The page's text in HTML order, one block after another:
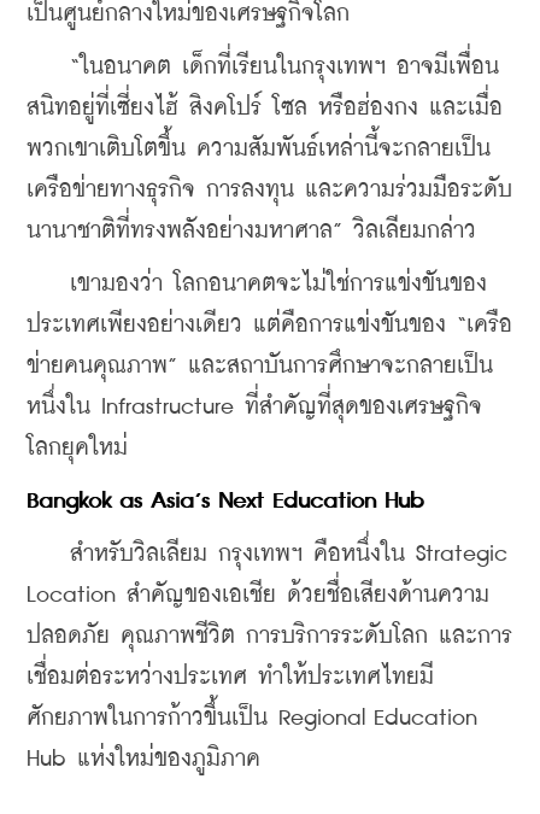
เป็นศูนย์กลางใหม่ของเศรษฐกิจโลก
“ในอนาคต เด็กที่เรียนในกรุงเทพฯ อาจมีเพื่อน
สนิทอยู่ที่เซี่ยงไฮ้ สิงคโปร์ โซล หรือฮ่องกง และเมื่อ
พวกเขาเติบโตขึ้น ความสัมพันธ์เหล่านี้จะกลายเป็น
เครือข่ายทางธุรกิจ การลงทุน และความร่วมมือระดับ
นานาชาติที่ทรงพลังอย่างมหาศาล” วิลเลียมกล่าว
เขามองว่า โลกอนาคตจะไม่ใช่การแข่งขันของ
ประเทศเพียงอย่างเดียว แต่คือการแข่งขันของ “เครือ
ข่ายคนคุณภาพ” และสถาบันการศึกษาจะกลายเป็น
หนึ่งใน Infrastructure ที่สำคัญที่สุดของเศรษฐกิจ
โลกยุคใหม่
Bangkok as Asia’s Next Education Hub
สำหรับวิลเลียม กรุงเทพฯ คือหนึ่งใน Strategic
Location สำคัญของเอเชีย ด้วยชื่อเสียงด้านความ
ปลอดภัย คุณภาพชีวิต การบริการระดับโลก และการ
เชื่อมต่อระหว่างประเทศ ทำให้ประเทศไทยมี
ศักยภาพในการก้าวขึ้นเป็น Regional Education
Hub แห่งใหม่ของภูมิภาค